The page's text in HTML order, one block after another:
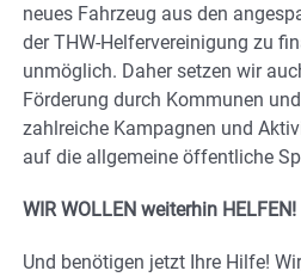
neues Fahrzeug aus den
der THW-Helfervereinigung zu
unmöglich. Daher setzen wir
Förderung durch Kommunen
zahlreiche Kampagnen und
auf die allgemeine öffentliche
WIR WOLLEN weiterhin HELFEN!
Und benötigen jetzt Ihre Hilfe!